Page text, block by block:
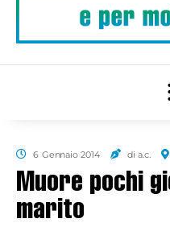
6 Gennaio 2014 di a.c.
Muore pochi
marito